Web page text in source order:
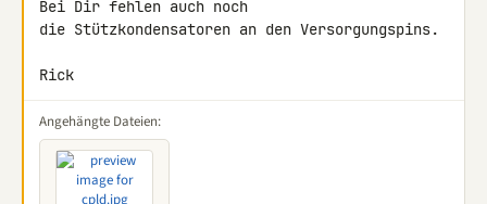
Bei Dir fehlen auch noch
die Stützkondensatoren an den Versorgungspins.
Rick
Angehängte Dateien: